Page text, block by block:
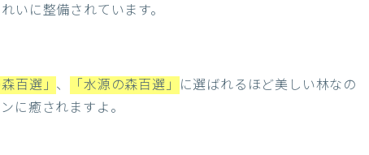
いに整備されています。
百選」 、 「水源の森百選」 に選ばれるほど美しい林なの
に癒されますよ。